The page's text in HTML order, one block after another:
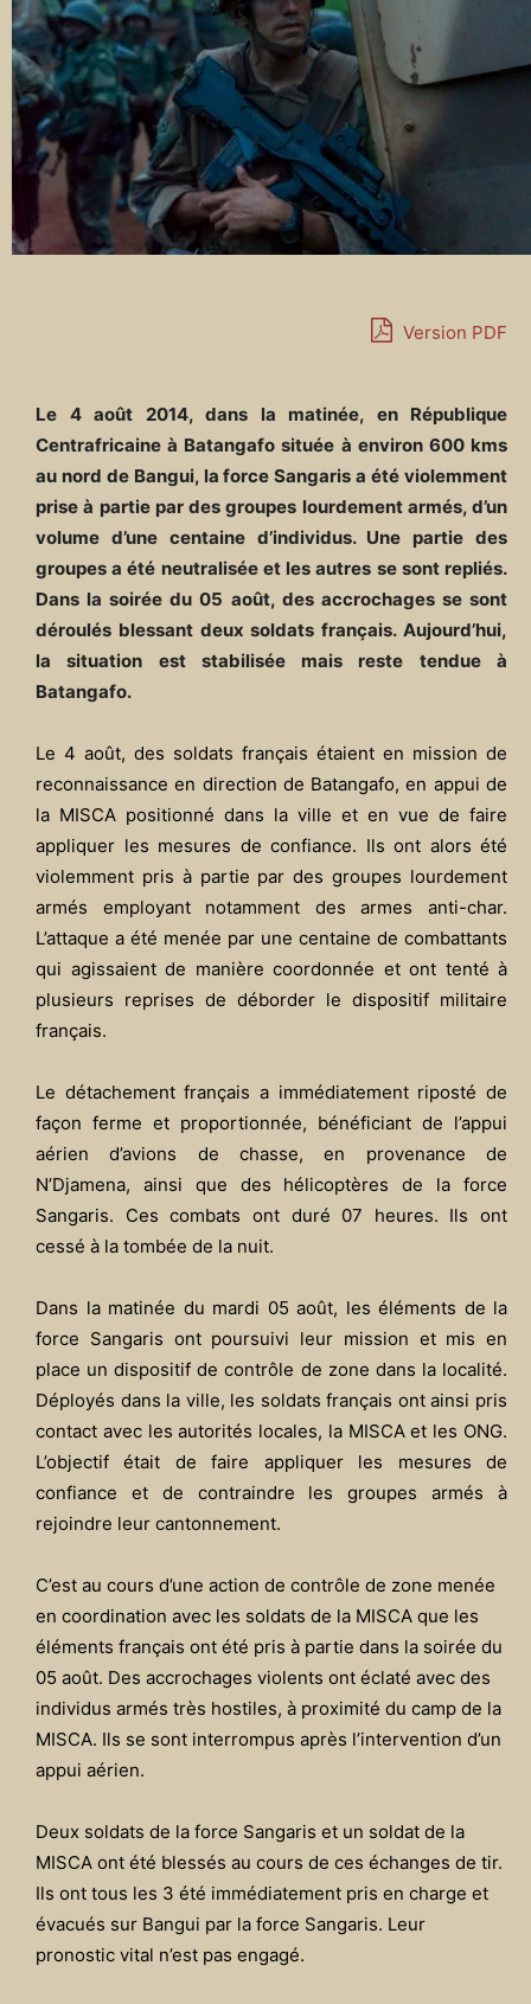
Version PDF
Le 4 août 2014, dans la matinée, en République
Centrafricaine à Batangafo située à environ 600 kms
au nord de Bangui, la force Sangaris a été violemment
prise à partie par des groupes lourdement armés, d’un
volume d’une centaine d’individus. Une partie des
groupes a été neutralisée et les autres se sont repliés.
Dans la soirée du 05 août, des accrochages se sont
déroulés blessant deux soldats français. Aujourd’hui,
la situation est stabilisée mais reste tendue à
Batangafo.
Le 4 août, des soldats français étaient en mission de
reconnaissance en direction de Batangafo, en appui de
la MISCA positionné dans la ville et en vue de faire
appliquer les mesures de confiance. Ils ont alors été
violemment pris à partie par des groupes lourdement
armés employant notamment des armes anti-char.
L’attaque a été menée par une centaine de combattants
qui agissaient de manière coordonnée et ont tenté à
plusieurs reprises de déborder le dispositif militaire
français.
Le détachement français a immédiatement riposté de
façon ferme et proportionnée, bénéficiant de l’appui
aérien d’avions de chasse, en provenance de
N’Djamena, ainsi que des hélicoptères de la force
Sangaris. Ces combats ont duré 07 heures. Ils ont
cessé à la tombée de la nuit.
Dans la matinée du mardi 05 août, les éléments de la
force Sangaris ont poursuivi leur mission et mis en
place un dispositif de contrôle de zone dans la localité.
Déployés dans la ville, les soldats français ont ainsi pris
contact avec les autorités locales, la MISCA et les ONG.
L’objectif était de faire appliquer les mesures de
confiance et de contraindre les groupes armés à
rejoindre leur cantonnement.
C’est au cours d’une action de contrôle de zone menée
en coordination avec les soldats de la MISCA que les
éléments français ont été pris à partie dans la soirée du
05 août. Des accrochages violents ont éclaté avec des
individus armés très hostiles, à proximité du camp de la
MISCA. Ils se sont interrompus après l’intervention d’un
appui aérien.
Deux soldats de la force Sangaris et un soldat de la
MISCA ont été blessés au cours de ces échanges de tir.
Ils ont tous les 3 été immédiatement pris en charge et
évacués sur Bangui par la force Sangaris. Leur
pronostic vital n’est pas engagé.